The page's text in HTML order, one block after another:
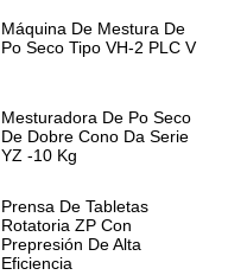
Máquina De Mestura De
Po Seco Tipo VH-2 PLC V
Mesturadora De Po Seco
De Dobre Cono Da Serie
YZ -10 Kg
Prensa De Tabletas
Rotatoria ZP Con
Prepresión De Alta
Eficiencia